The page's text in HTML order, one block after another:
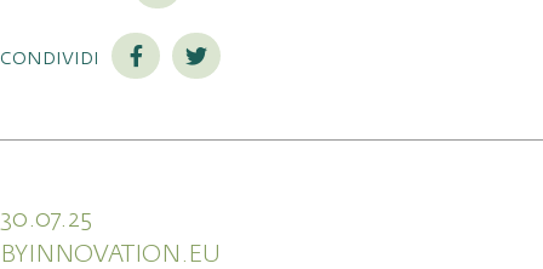
condividi
30.07.25
BYINNOVATION.EU